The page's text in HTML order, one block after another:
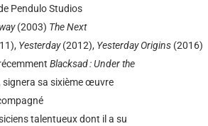
Pendulo Studios
(2003) The Next
Yesterday(2012), Yesterday Origins (2016)
Blacksad : Under the
signera sa sixième œuvre
talentueux dont il a su